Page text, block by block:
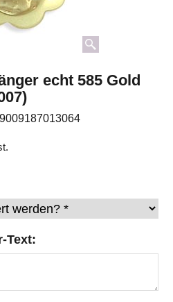
echt 585 Gold
9009187013064
Text: